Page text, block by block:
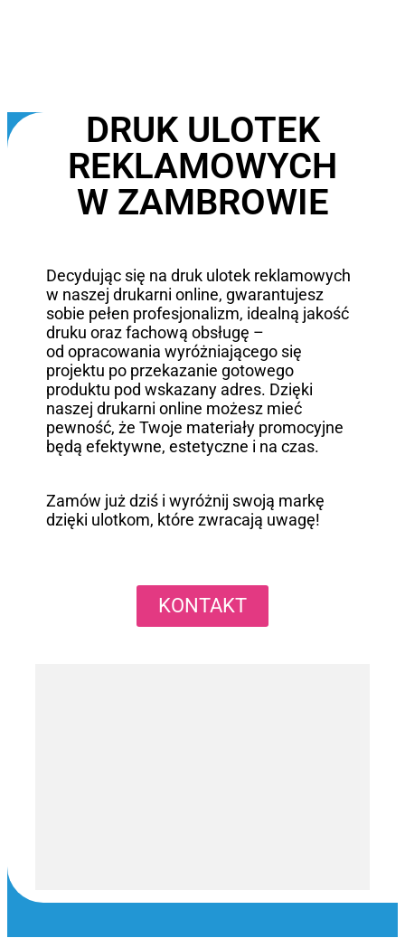
DRUK ULOTEK
REKLAMOWYCH
W ZAMBROWIE
Decydując się na druk ulotek reklamowych
w naszej drukarni online, gwarantujesz
sobie pełen profesjonalizm, idealną jakość
druku oraz fachową obsługę –
od opracowania wyróżniającego się
projektu po przekazanie gotowego
produktu pod wskazany adres. Dzięki
naszej drukarni online możesz mieć
pewność, że Twoje materiały promocyjne
będą efektywne, estetyczne i na czas.
Zamów już dziś i wyróżnij swoją markę
dzięki ulotkom, które zwracają uwagę!
KONTAKT